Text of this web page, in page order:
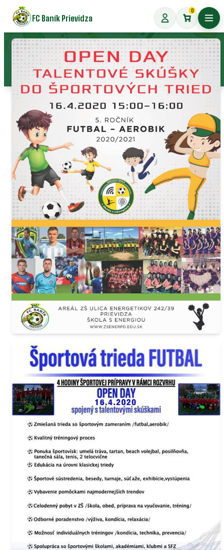
Preskočiť
na
obsah
FC Baník Prievidza
0
OPEN DAY 2020
17. februára 2020 2 fotografií